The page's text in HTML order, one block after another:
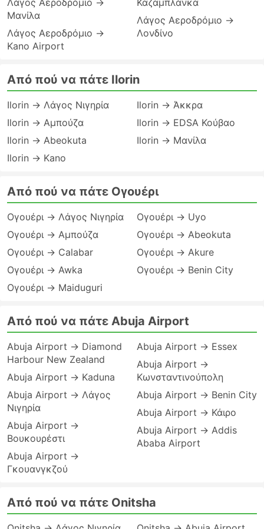
Λάγος Αεροδρόμιο →
Μανίλα
Λάγος Αεροδρόμιο →
Kano Airport
Καζαμπλάνκα
Λάγος Αεροδρόμιο →
Λονδίνο
Από πού να πάτε Ilorin
Ilorin → Λάγος Νιγηρία
Ilorin → Αμπούζα
Ilorin → Abeokuta
Ilorin → Kano
Ilorin → Άκκρα
Ilorin → EDSA Κούβαο
Ilorin → Μανίλα
Από πού να πάτε Ογουέρι
Ογουέρι → Λάγος Νιγηρία
Ογουέρι → Αμπούζα
Ογουέρι → Calabar
Ογουέρι → Awka
Ογουέρι → Maiduguri
Ογουέρι → Uyo
Ογουέρι → Abeokuta
Ογουέρι → Akure
Ογουέρι → Benin City
Από πού να πάτε Abuja Airport
Abuja Airport → Diamond
Harbour New Zealand
Abuja Airport → Kaduna
Abuja Airport → Λάγος
Νιγηρία
Abuja Airport →
Βουκουρέστι
Abuja Airport →
Γκουανγκζού
Abuja Airport → Essex
Abuja Airport →
Κωνσταντινούπολη
Abuja Airport → Benin City
Abuja Airport → Κάιρο
Abuja Airport → Addis
Ababa Airport
Από πού να πάτε Onitsha